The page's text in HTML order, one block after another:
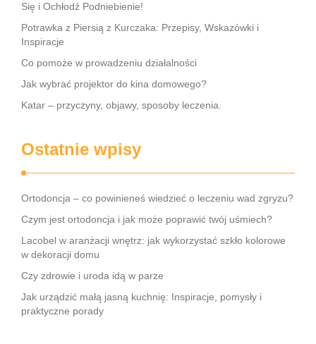
Się i Ochłodź Podniebienie!
Potrawka z Piersią z Kurczaka: Przepisy, Wskazówki i
Inspiracje
Co pomoże w prowadzeniu działalności
Jak wybrać projektor do kina domowego?
Katar – przyczyny, objawy, sposoby leczenia.
Ostatnie wpisy
Ortodoncja – co powinieneś wiedzieć o leczeniu wad zgryzu?
Czym jest ortodoncja i jak może poprawić twój uśmiech?
Lacobel w aranżacji wnętrz: jak wykorzystać szkło kolorowe
w dekoracji domu
Czy zdrowie i uroda idą w parze
Jak urządzić małą jasną kuchnię: Inspiracje, pomysły i
praktyczne porady